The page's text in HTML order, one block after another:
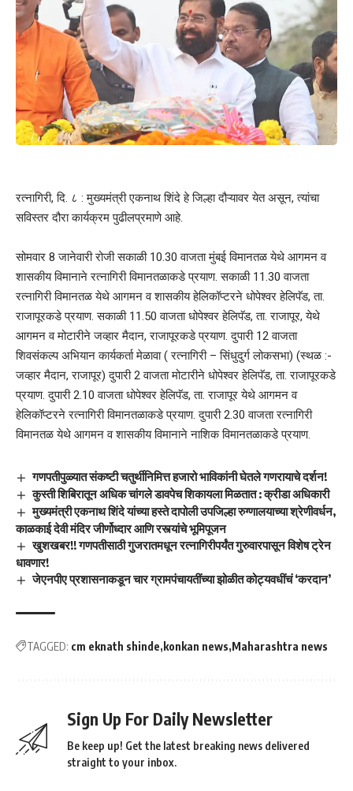
रत्नागिरी, दि. ८ : मुख्यमंत्री एकनाथ शिंदे हे जिल्हा दौऱ्यावर येत असून, त्यांचा
सविस्तर दौरा कार्यक्रम पुढीलप्रमाणे आहे.
सोमवार 8 जानेवारी रोजी सकाळी 10.30 वाजता मुंबई विमानतळ येथे आगमन व
शासकीय विमानाने रत्नागिरी विमानतळाकडे प्रयाण. सकाळी 11.30 वाजता
रत्नागिरी विमानतळ येथे आगमन व शासकीय हेलिकॉप्टरने धोपेश्वर हेलिपॅड, ता.
राजापूरकडे प्रयाण. सकाळी 11.50 वाजता धोपेश्वर हेलिपॅड, ता. राजापूर, येथे
आगमन व मोटारीने जव्हार मैदान, राजापूरकडे प्रयाण. दुपारी 12 वाजता
शिवसंकल्प अभियान कार्यकर्ता मेळावा ( रत्नागिरी – सिंधुदुर्ग लोकसभा) (स्थळ :-
जव्हार मैदान, राजापूर) दुपारी 2 वाजता मोटारीने धोपेश्वर हेलिपॅड, ता. राजापूरकडे
प्रयाण. दुपारी 2.10 वाजता धोपेश्वर हेलिपॅड, ता. राजापूर येथे आगमन व
हेलिकॉप्टरने रत्नागिरी विमानतळाकडे प्रयाण. दुपारी 2.30 वाजता रत्नागिरी
विमानतळ येथे आगमन व शासकीय विमानाने नाशिक विमानतळाकडे प्रयाण.
गणपतीपुळ्यात संकष्टी चतुर्थीनिमित्त हजारो भाविकांनी घेतले गणरायाचे दर्शन!
कुस्ती शिबिरातून अधिक चांगले डावपेच शिकायला मिळतात : क्रीडा अधिकारी
मुख्यमंत्री एकनाथ शिंदे यांच्या हस्ते दापोली उपजिल्हा रुग्णालयाच्या श्रेणीवर्धन,
काळकाई देवी मंदिर जीर्णोध्दार आणि रस्त्यांचे भूमिपूजन
खुशखबर!! गणपतीसाठी गुजरातमधून रत्नागिरीपर्यंत गुरुवारपासून विशेष ट्रेन
धावणार!
जेएनपीए प्रशासनाकडून चार ग्रामपंचायतींच्या झोळीत कोट्यवधींचं ‘करदान’
TAGGED: cm eknath shinde konkan news Maharashtra news
Sign Up For Daily Newsletter
Be keep up! Get the latest breaking news delivered
straight to your inbox.